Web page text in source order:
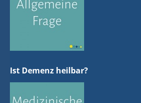
Ist Demenz heilbar?